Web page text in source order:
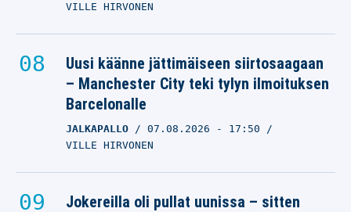
VILLE HIRVONEN
Uusi käänne jättimäiseen siirtosaagaan
– Manchester City teki tylyn ilmoituksen
Barcelonalle
JALKAPALLO 07.08.2026 - 17:50
VILLE HIRVONEN
Jokereilla oli pullat uunissa – sitten